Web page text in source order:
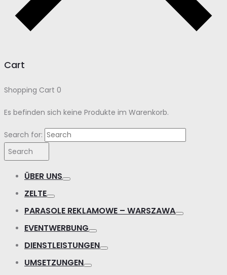
Cart
Shopping Cart 0
Es befinden sich keine Produkte im Warenkorb.
Search for:
Search
ÜBER UNS
ZELTE
PARASOLE REKLAMOWE – WARSZAWA
EVENTWERBUNG
DIENSTLEISTUNGEN
UMSETZUNGEN